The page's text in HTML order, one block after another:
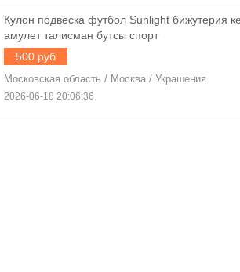
Кулон подвеска футбол Sunlight бижутерия
амулет талисман бутсы спорт
500 руб
Московская область / Москва/ Украшения
2026-06-18 20:06:36